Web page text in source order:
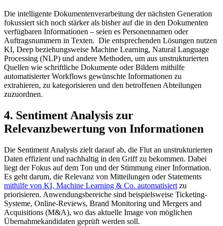
Die intelligente Dokumentenverarbeitung der nächsten Generation
fokussiert sich noch stärker als bisher auf die in den Dokumenten
verfügbaren Informationen – seien es Personennamen oder
Auftragsnummern in Texten. Die entsprechenden Lösungen nutzen
KI, Deep beziehungsweise Machine Learning, Natural Language
Processing (NLP) und andere Methoden, um aus unstrukturierten
Quellen wie schriftliche Dokumente oder Bildern mithilfe
automatisierter Workflows gewünschte Informationen zu
extrahieren, zu kategorisieren und den betroffenen Abteilungen
zuzuordnen.
4. Sentiment Analysis zur
Relevanzbewertung von Informationen
Die Sentiment Analysis zielt darauf ab, die Flut an unstrukturierten
Daten effizient und nachhaltig in den Griff zu bekommen. Dabei
liegt der Fokus auf dem Ton und der Stimmung einer Information.
Es geht darum, die Relevanz von Mitteilungen oder Statements
mithilfe von KI, Machine Learning & Co. automatisiert zu
priorisieren. Anwendungsbereiche sind beispielsweise Ticketing-
Systeme, Online-Reviews, Brand Monitoring und Mergers and
Acquisitions (M&A), wo das aktuelle Image von möglichen
Übernahmekandidaten geprüft werden soll.